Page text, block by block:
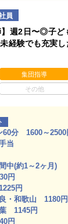
員
】週2日〜◎子
経験でも充実
集団指導
その他
60分 1600～2500
当
中(約1～2ヶ月)
円
円
・和歌山 1180円
1145円
円